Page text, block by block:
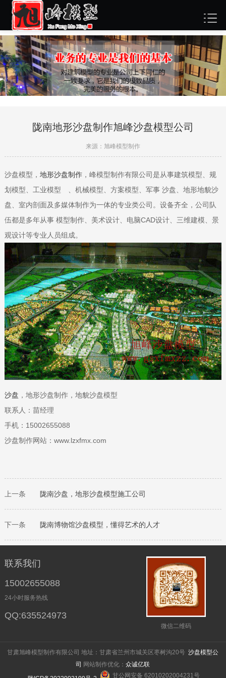
陇南地形沙盘制作旭峰沙盘模型公司
来源：旭峰模型制作
沙盘模型， 地形沙盘制作，峰模型制作有限公司是从事建筑模型、规
划模型、工业模型 、机械模型、方案模型、军事 沙盘、地形地貌沙
盘、室内剖面及多媒体制作为一体的专业类公司。设备齐全，公司队
伍都是多年从事 模型制作、美术设计、电脑CAD设计、三维建模、景
观设计等专业人员组成。
沙盘 ，地形沙盘制作，地貌沙盘模型
联系人：苗经理
手机：15002655088
沙盘制作网站：www.lzxfmx.com
上一条 陇南沙盘，地形沙盘模型施工公司
下一条 陇南博物馆沙盘模型，懂得艺术的人才
联系我们
15002655088
24小时服务热线
QQ:635524973
微信二维码
甘肃旭峰模型制作有限公司 地址：甘肃省兰州市城关区枣树沟20号沙盘模型公
司 网站制作优化：众诚亿联
甘公网安备 62010202004231号